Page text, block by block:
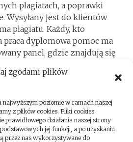
zgodami plików
najwyższym poziomie w ramach naszej
z plików cookies. Pliki cookies
prawidłowego działania naszej strony
jej funkcji, a po uzyskaniu
przez nas wykorzystywane do
plagiatach, a poprawki
Wysyłany jest do klientów
plagiatu. Każdy, kto
praca dyplomowa pomoc ma
panel, gdzie znajdują się
już podczas pierwszego
kadra redaktorów
specjalistyczną każdej
to specjalność firmy.